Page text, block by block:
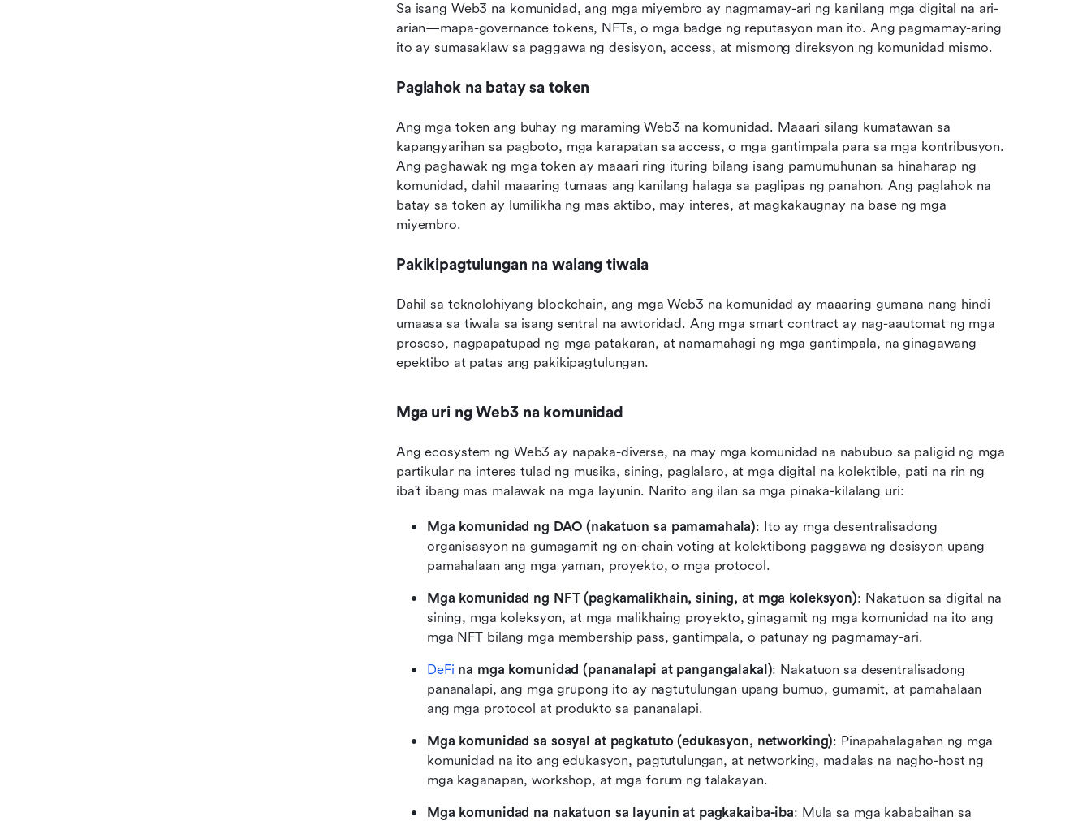
Sa isang Web3 na komunidad, ang mga miyembro ay nagmamay-ari ng kanilang mga digital na ari-
arian—mapa-governance tokens, NFTs, o mga badge ng reputasyon man ito. Ang pagmamay-aring
ito ay sumasaklaw sa paggawa ng desisyon, access, at mismong direksyon ng komunidad mismo.
Paglahok na batay sa token
Ang mga token ang buhay ng maraming Web3 na komunidad. Maaari silang kumatawan sa
kapangyarihan sa pagboto, mga karapatan sa access, o mga gantimpala para sa mga kontribusyon.
Ang paghawak ng mga token ay maaari ring ituring bilang isang pamumuhunan sa hinaharap ng
komunidad, dahil maaaring tumaas ang kanilang halaga sa paglipas ng panahon. Ang paglahok na
batay sa token ay lumilikha ng mas aktibo, may interes, at magkakaugnay na base ng mga
miyembro.
Pakikipagtulungan na walang tiwala
Dahil sa teknolohiyang blockchain, ang mga Web3 na komunidad ay maaaring gumana nang hindi
umaasa sa tiwala sa isang sentral na awtoridad. Ang mga smart contract ay nag-aautomat ng mga
proseso, nagpapatupad ng mga patakaran, at namamahagi ng mga gantimpala, na ginagawang
epektibo at patas ang pakikipagtulungan.
Mga uri ng Web3 na komunidad
Ang ecosystem ng Web3 ay napaka-diverse, na may mga komunidad na nabubuo sa paligid ng mga
partikular na interes tulad ng musika, sining, paglalaro, at mga digital na kolektible, pati na rin ng
iba't ibang mas malawak na mga layunin. Narito ang ilan sa mga pinaka-kilalang uri:
Mga komunidad ng DAO (nakatuon sa pamamahala): Ito ay mga desentralisadong
organisasyon na gumagamit ng on-chain voting at kolektibong paggawa ng desisyon upang
pamahalaan ang mga yaman, proyekto, o mga protocol.
Mga komunidad ng NFT (pagkamalikhain, sining, at mga koleksyon): Nakatuon sa digital na
sining, mga koleksyon, at mga malikhaing proyekto, ginagamit ng mga komunidad na ito ang
mga NFT bilang mga membership pass, gantimpala, o patunay ng pagmamay-ari.
DeFi na mga komunidad (pananalapi at pangangalakal): Nakatuon sa desentralisadong
pananalapi, ang mga grupong ito ay nagtutulungan upang bumuo, gumamit, at pamahalaan
ang mga protocol at produkto sa pananalapi.
Mga komunidad sa sosyal at pagkatuto (edukasyon, networking): Pinapahalagahan ng mga
komunidad na ito ang edukasyon, pagtutulungan, at networking, madalas na nagho-host ng
mga kaganapan, workshop, at mga forum ng talakayan.
Mga komunidad na nakatuon sa layunin at pagkakaiba-iba: Mula sa mga kababaihan sa